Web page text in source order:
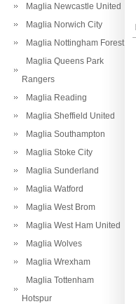
Maglia Newcastle United
Maglia Norwich City
Maglia Nottingham Forest
Maglia Queens Park
Rangers
Maglia Reading
Maglia Sheffield United
Maglia Southampton
Maglia Stoke City
Maglia Sunderland
Maglia Watford
Maglia West Brom
Maglia West Ham United
Maglia Wolves
Maglia Wrexham
Maglia Tottenham
Hotspur